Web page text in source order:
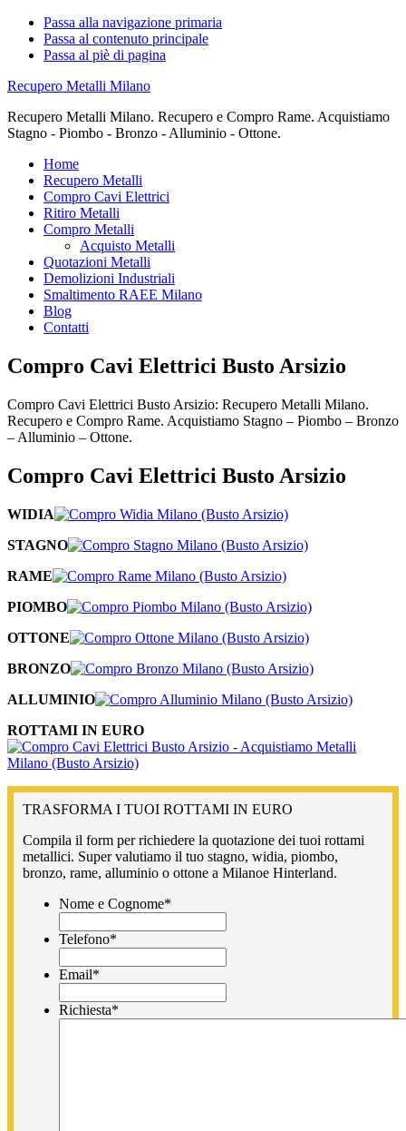
Passa alla navigazione primaria
Passa al contenuto principale
Passa al piè di pagina
Recupero Metalli Milano
Recupero Metalli Milano. Recupero e Compro Rame. Acquistiamo
Stagno - Piombo - Bronzo - Alluminio - Ottone.
Home
Recupero Metalli
Compro Cavi Elettrici
Ritiro Metalli
Compro Metalli
Acquisto Metalli
Quotazioni Metalli
Demolizioni Industriali
Smaltimento RAEE Milano
Blog
Contatti
Compro Cavi Elettrici Busto Arsizio
Compro Cavi Elettrici Busto Arsizio: Recupero Metalli Milano.
Recupero e Compro Rame. Acquistiamo Stagno – Piombo – Bronzo
– Alluminio – Ottone.
Compro Cavi Elettrici Busto Arsizio
WIDIA
STAGNO
RAME
PIOMBO
OTTONE
BRONZO
ALLUMINIO
ROTTAMI IN EURO
TRASFORMA I TUOI ROTTAMI IN EURO
Compila il form per richiedere la quotazione dei tuoi rottami
metallici. Super valutiamo il tuo stagno, widia, piombo,
bronzo, rame, alluminio o ottone a Milanoe Hinterland.
Nome e Cognome*
Telefono*
Email*
Richiesta*